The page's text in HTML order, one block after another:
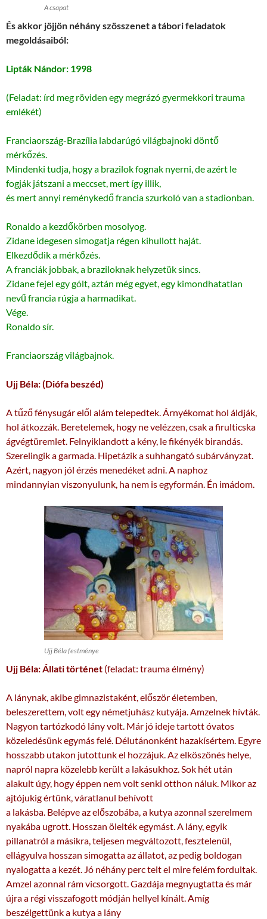
A csapat
És akkor jöjjön néhány szösszenet a tábori feladatok
megoldásaiból:
Lipták Nándor: 1998
(Feladat: írd meg röviden egy megrázó gyermekkori trauma
emlékét)
Franciaország-Brazília labdarúgó világbajnoki döntő
mérkőzés.
Mindenki tudja, hogy a brazilok fognak nyerni, de azért le
fogják játszani a meccset, mert így illik,
és mert annyi reménykedő francia szurkoló van a stadionban.
Ronaldo a kezdőkörben mosolyog.
Zidane idegesen simogatja régen kihullott haját.
Elkezdődik a mérkőzés.
A franciák jobbak, a braziloknak helyzetük sincs.
Zidane fejel egy gólt, aztán még egyet, egy kimondhatatlan
nevű francia rúgja a harmadikat.
Vége.
Ronaldo sír.
Franciaország világbajnok.
Ujj Béla: (Diófa beszéd)
A tűző fénysugár elől alám telepedtek. Árnyékomat hol áldják,
hol átkozzák. Beretelemek, hogy ne velézzen, csak a firulticska
ágvégtüremlet. Felnyiklandott a kény, le fikényék birandás.
Szerelingik a garmada. Hipetázika suhhangató subárványzat.
Azért, nagyon jól érzés menedéket adni. A naphoz
mindannyian viszonyulunk, ha nem is egyformán. Én imádom.
Ujj Béla festménye
Ujj Béla: Állati történet (feladat: trauma élmény)
A lánynak, akibe gimnazistaként, először életemben,
beleszerettem, volt egy németjuhász kutyája. Amzelnek hívták.
Nagyon tartózkodó lány volt. Már jó ideje tartott óvatos
közeledésünk egymás felé. Délutánonként hazakísértem. Egyre
hosszabb utakon jutottunk el hozzájuk. Az elköszönés helye,
napról napra közelebb került a lakásukhoz. Sok hét után
alakult úgy, hogy éppen nem volt senki otthon náluk. Mikor az
ajtójukig értünk, váratlanul behívott
a lakásba. Belépve az előszobába, a kutya azonnal szerelmem
nyakába ugrott. Hosszan ölelték egymást. A lány, egyik
pillanatról a másikra, teljesen megváltozott, fesztelenül,
ellágyulva hosszan simogatta az állatot, az pedig boldogan
nyalogatta a kezét. Jó néhány perc telt el mire felém fordultak.
Amzel azonnal rám vicsorgott. Gazdája megnyugtatta és már
újra a régi visszafogott módján hellyel kínált. Amíg
beszélgettünk a kutya a lány